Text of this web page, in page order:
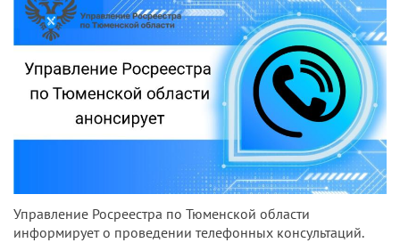
Управление Росреестра по Тюменской области
информирует о проведении телефонных консультаций.